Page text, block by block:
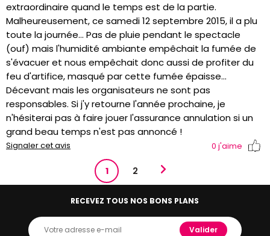
extraordinaire quand le temps est de la partie.
Malheureusement, ce samedi 12 septembre 2015, il a plu
toute la journée... Pas de pluie pendant le spectacle
(ouf) mais l'humidité ambiante empêchait la fumée de
s'évacuer et nous empêchait donc aussi de profiter du
feu d'artifice, masqué par cette fumée épaisse...
Décevant mais les organisateurs ne sont pas
responsables. Si j'y retourne l'année prochaine, je
n'hésiterai pas à faire jouer l'assurance annulation si un
grand beau temps n'est pas annoncé !
Signaler cet avis 0 j'aime
1 2
RECEVEZ TOUS NOS BONS PLANS
Valider